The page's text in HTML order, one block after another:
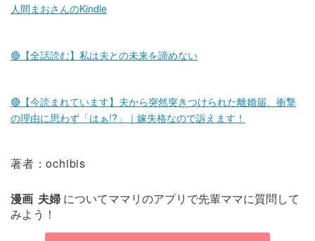
人間まおさんのKindle
🔴【全話読む】私は夫との未来を諦めない
🔴【今読まれています】夫から突然突きつけられた離婚届、衝撃
の理由に思わず「はぁ!?」｜嫁失格なので訴えます！
著者：ochibis
漫画 夫婦 についてママリのアプリで先輩ママに質問して
みよう！